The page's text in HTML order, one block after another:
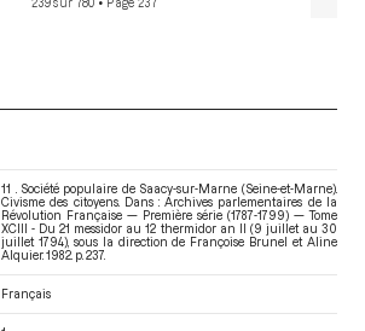
11 . Société populaire de Saacy-sur-Marne (Seine-et-Marne).
Civisme des citoyens. Dans : Archives parlementaires de la
Révolution Française — Première série (1787-1799) — Tome
XCIII - Du 21 messidor au 12 thermidor an II (9 juillet au 30
juillet 1794) , sous la direction de Françoise Brunel et Aline
Alquier. 1982. p. 237.
Français